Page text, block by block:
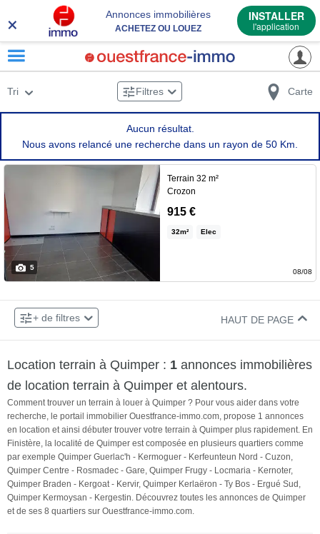
× Annonces immobilières
ACHETEZ OU LOUEZ
INSTALLER
l'application
Tri Filtres Carte
Aucun résultat.
Nous avons relancé une recherche dans un rayon de 50 Km.
915 €
Terrain 32 m²
Crozon
Local commercial ou
sont disponibles sur […] Voir
l’annonce immobilière >>
32m² Elec
08/08
5
Contacter le bailleur par téléphone au :
HAUT DE PAGE
+ de filtres
Location terrain à Quimper : 1 annonces immobilières
de location terrain à Quimper et alentours.
Comment trouver un terrain à louer à Quimper ? Pour vous aider dans votre
recherche, le portail immobilier Ouestfrance-immo.com, propose 1 annonces
en location et ainsi débuter trouver votre terrain à Quimper plus rapidement. En
Finistère, la localité de Quimper est composée en plusieurs quartiers comme
par exemple Quimper Guerlac'h - Kermoguer - Kerfeunteun Nord - Cuzon,
Quimper Centre - Rosmadec - Gare, Quimper Frugy - Locmaria - Kernoter,
Quimper Braden - Kergoat - Kervir, Quimper Kerlaëron - Ty Bos - Ergué Sud,
Quimper Kermoysan - Kergestin. Découvrez toutes les annonces de Quimper
et de ses 8 quartiers sur Ouestfrance-immo.com.